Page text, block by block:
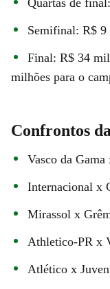
Quartas de
Semifinal: R$ 9
Final: R$ 34
milhões para o
Confrontos
Vasco da
Internacional x
Mirassol x
Athletico-PR x
Atlético x